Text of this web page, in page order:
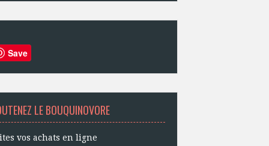
Save
LE BOUQUINOVORE
vos achats en ligne